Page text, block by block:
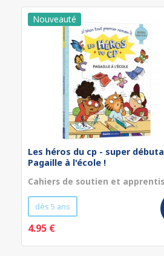
Les héros du cp - super
Pagaille à l'école !
Cahiers de soutien et
dès 5 ans
4.95 €